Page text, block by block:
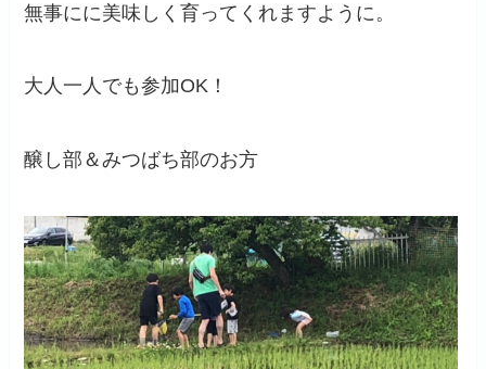
無事にに美味しく育ってくれますように。
大人一人でも参加OK！
醸し部＆みつばち部のお方